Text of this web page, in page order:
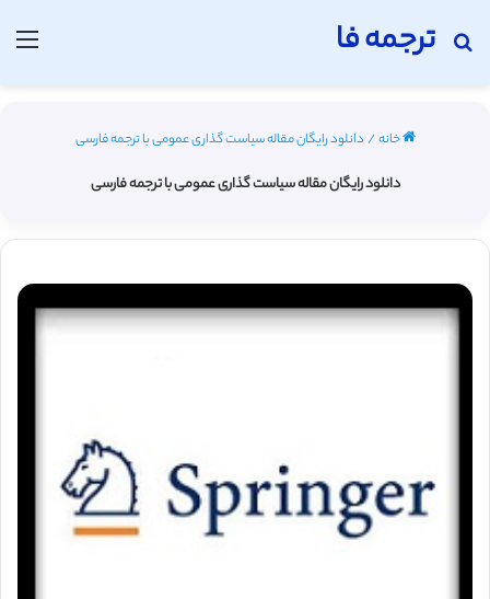
ترجمه فا
جستجو برای
خانه/ دانلود رایگان مقاله سیاست گذاری عمومی با ترجمه فارسی
دانلود رایگان مقاله سیاست گذاری عمومی با ترجمه فارسی